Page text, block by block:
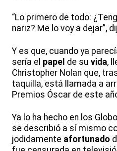
“Lo primero de todo:
nariz? Me lo voy a dejar”,
Y es que, cuando ya
sería el papel de su vida,
Christopher Nolan que,
taquilla, está llamada a
Premios Óscar de este
Ya lo ha hecho en los
se describió a sí mismo
jodidamente afortunado